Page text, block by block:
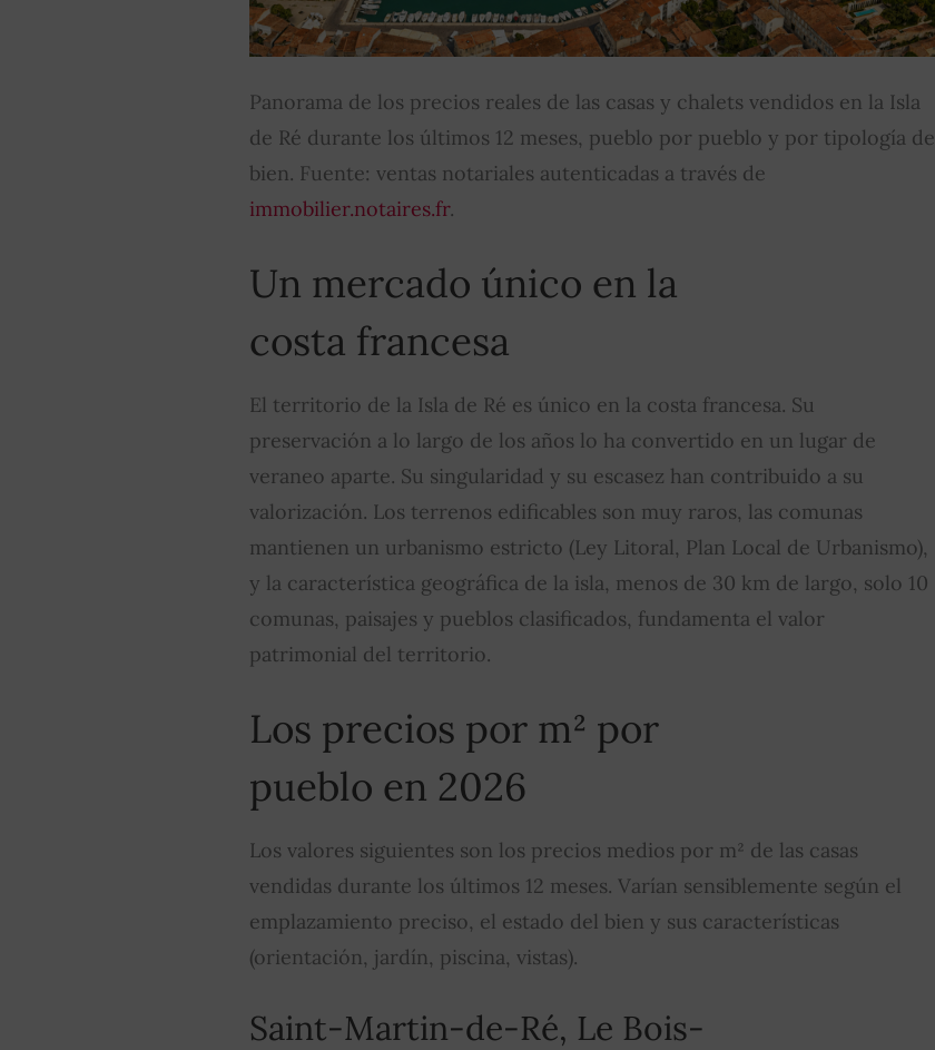
Panorama de los precios reales de las casas y chalets vendidos en la Isla
de Ré durante los últimos 12 meses, pueblo por pueblo y por tipología de
bien. Fuente: ventas notariales autenticadas a través de
immobilier.notaires.fr.
Un mercado único en la
costa francesa
El territorio de la Isla de Ré es único en la costa francesa. Su
preservación a lo largo de los años lo ha convertido en un lugar de
veraneo aparte. Su singularidad y su escasez han contribuido a su
valorización. Los terrenos edificables son muy raros, las comunas
mantienen un urbanismo estricto (Ley Litoral, Plan Local de Urbanismo),
y la característica geográfica de la isla, menos de 30 km de largo, solo 10
comunas, paisajes y pueblos clasificados, fundamenta el valor
patrimonial del territorio.
Los precios por m² por
pueblo en 2026
Los valores siguientes son los precios medios por m² de las casas
vendidas durante los últimos 12 meses. Varían sensiblemente según el
emplazamiento preciso, el estado del bien y sus características
(orientación, jardín, piscina, vistas).
Saint-Martin-de-Ré, Le Bois-